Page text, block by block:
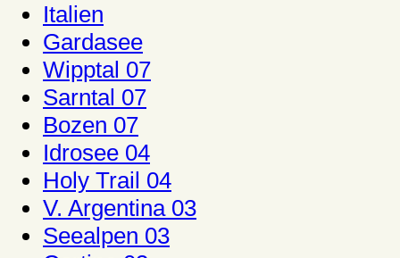
Italien
Gardasee
Wipptal 07
Sarntal 07
Bozen 07
Idrosee 04
Holy Trail 04
V. Argentina 03
Seealpen 03